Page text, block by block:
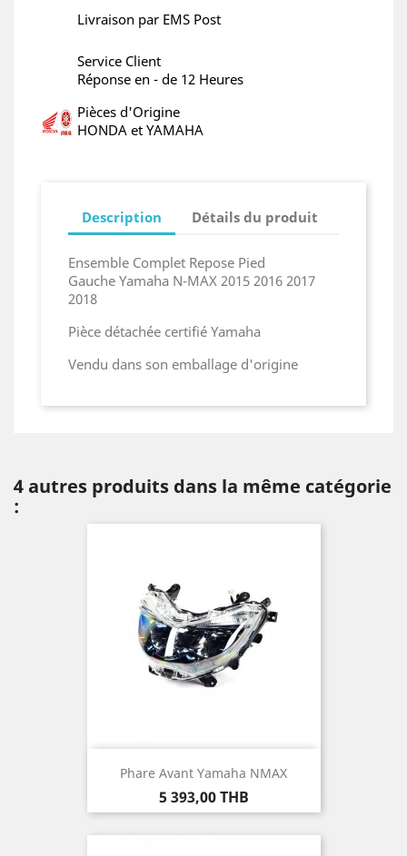
Livraison par EMS Post
Service Client
Réponse en - de 12 Heures
Pièces d'Origine
HONDA et YAMAHA
Description Détails du produit
Ensemble Complet Repose Pied
Gauche Yamaha N-MAX 2015 2016 2017
2018
Pièce détachée certifié Yamaha
Vendu dans son emballage d'origine
4 autres produits dans la même catégorie
:
Phare Avant Yamaha NMAX
Prix
5 393,00 THB